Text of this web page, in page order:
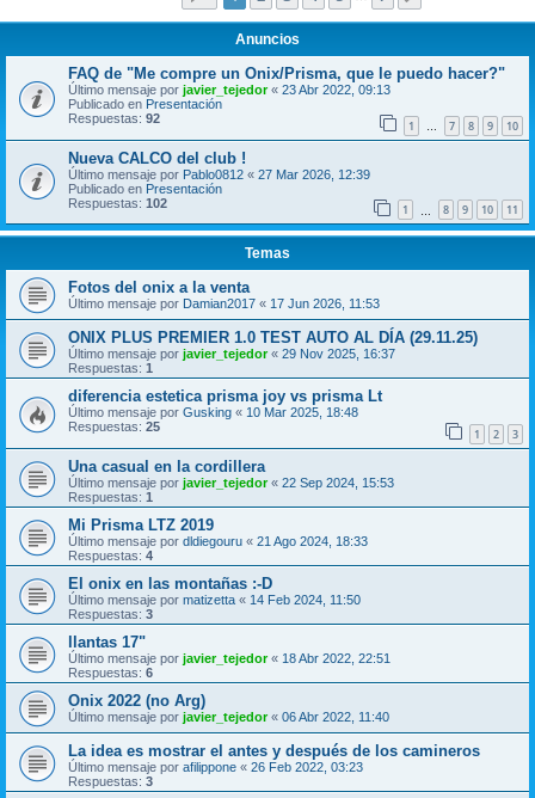
Anuncios
FAQ de "Me compre un Onix/Prisma, que le puedo hacer?"
Último mensaje por javier_tejedor« 23 Abr 2022, 09:13
Publicado en Presentación
Respuestas: 92 1 … 7 8 9 10
Nueva CALCO del club !
Último mensaje por Pablo0812 « 27 Mar 2026, 12:39
Publicado en Presentación
Respuestas: 102 1 8 9 10 11
Temas
Fotos del onix a la venta
Último mensaje por Damian2017 « 17 Jun 2026, 11:53
ONIX PLUS PREMIER 1.0 TEST AUTO AL DÍA (29.11.25)
Último mensaje por javier_tejedor« 29 Nov 2025, 16:37
Respuestas: 1
diferencia estetica prisma joy vs prisma Lt
Último mensaje por Gusking « 10 Mar 2025, 18:48
Respuestas: 25 1 2 3
Una casual en la cordillera
Último mensaje por javier_tejedor« 22 Sep 2024, 15:53
Respuestas: 1
Mi Prisma LTZ 2019
Último mensaje por dldiegouru « 21 Ago 2024, 18:33
Respuestas: 4
El onix en las montañas :-D
Último mensaje por matizetta « 14 Feb 2024, 11:50
Respuestas: 3
llantas 17"
Último mensaje por javier_tejedor« 18 Abr 2022, 22:51
Respuestas: 6
Onix 2022 (no Arg)
Último mensaje por javier_tejedor« 06 Abr 2022, 11:40
La idea es mostrar el antes y después de los camineros
Último mensaje por afilippone « 26 Feb 2022, 03:23
Respuestas: 3